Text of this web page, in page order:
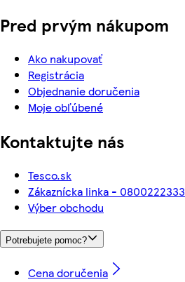
Pred prvým nákupom
Ako nakupovať
Registrácia
Objednanie doručenia
Moje obľúbené
Kontaktujte nás
Tesco.sk
Zákaznícka linka - 0800222333
Výber obchodu
Potrebujete pomoc?
Cena doručenia